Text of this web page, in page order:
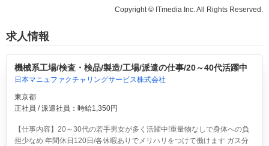
Copyright © ITmedia Inc. All Rights Reserved.
求人情報
機械系工場/検査・検品/製造/工場/派遣の仕事/20～40代活躍中
日本マニュファクチャリングサービス株式会社
東京都
正社員 / 派遣社員：時給1,350円
【仕事内容】20～30代の若手男女が多く活躍中!重量物なしで身体への負
担少なめ 年間休日120日/各休暇ありでメリハリをつけて働けます ガス分